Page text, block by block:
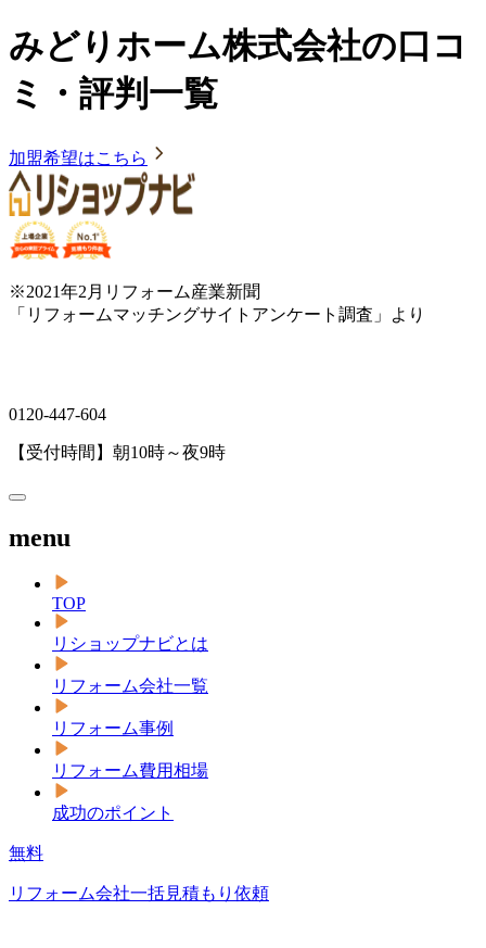
みどりホーム株式会社の口コ
ミ・評判一覧
加盟希望はこちら
※2021年2月リフォーム産業新聞
「リフォームマッチングサイトアンケート調査」より
0120-447-604
【受付時間】朝10時～夜9時
menu
TOP
リショップナビとは
リフォーム会社一覧
リフォーム事例
リフォーム費用相場
成功のポイント
無料
リフォーム会社一括見積もり依頼